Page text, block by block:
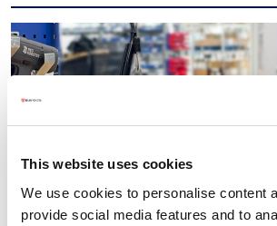
This website uses cookies
We use cookies to personalise content
provide social media features and to